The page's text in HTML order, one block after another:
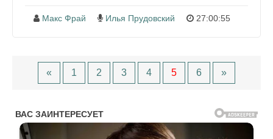
Макс Фрай Илья Прудовский 27:00:55
« 1 2 3 4 5 6 »